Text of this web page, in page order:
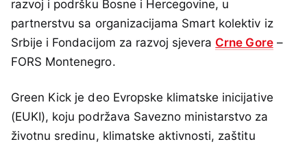
razvoj i podršku Bosne i Hercegovine, u
partnerstvu sa organizacijama Smart kolektiv iz
Srbije i Fondacijom za razvoj sjevera Crne Gore–
FORS Montenegro.
Green Kick je deo Evropske klimatske inicijative
(EUKI), koju podržava Savezno ministarstvo za
životnu sredinu, klimatske aktivnosti, zaštitu